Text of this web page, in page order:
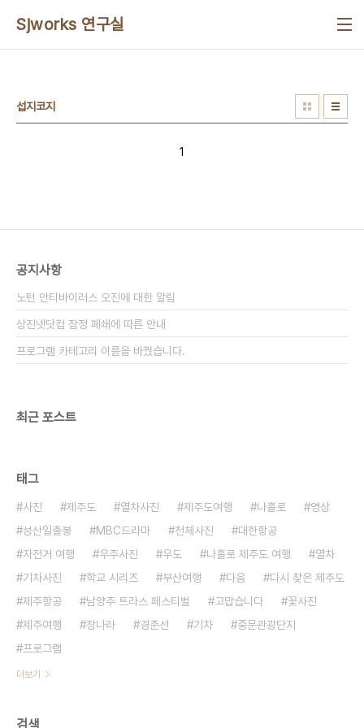
Sjworks 연구실
섭지코지
1
공지사항
노턴 안티바이러스 오진에 대한 알림
상진넷닷컴 잠정 폐쇄에 따른 안내
프로그램 카테고리 이름을 바꿨습니다.
최근 포스트
태그
사진 제주도 열차사진 제주도여행 나홀로
영상
성산일출봉
MBC드라마 천체사진
대한항공
자전거 여행
우주사진 우도 나홀로 제주도 여행
열차
기차사진
학교 시리즈 부산여행 다음
다시 찾은 제주도
제주항공
남양주 트라스 페스티벌 고맙습니다
꽃사진
제주여행
장나라 경춘선 기차
중문관광단지
프로그램
더보기
검색